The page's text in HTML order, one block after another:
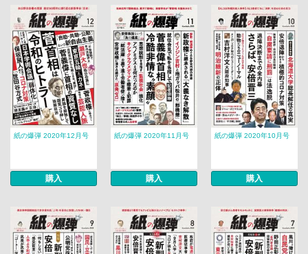
紙の爆弾 2020年12月号
購入
紙の爆弾 2020年11月号
購入
紙の爆弾 2020年10月号
購入